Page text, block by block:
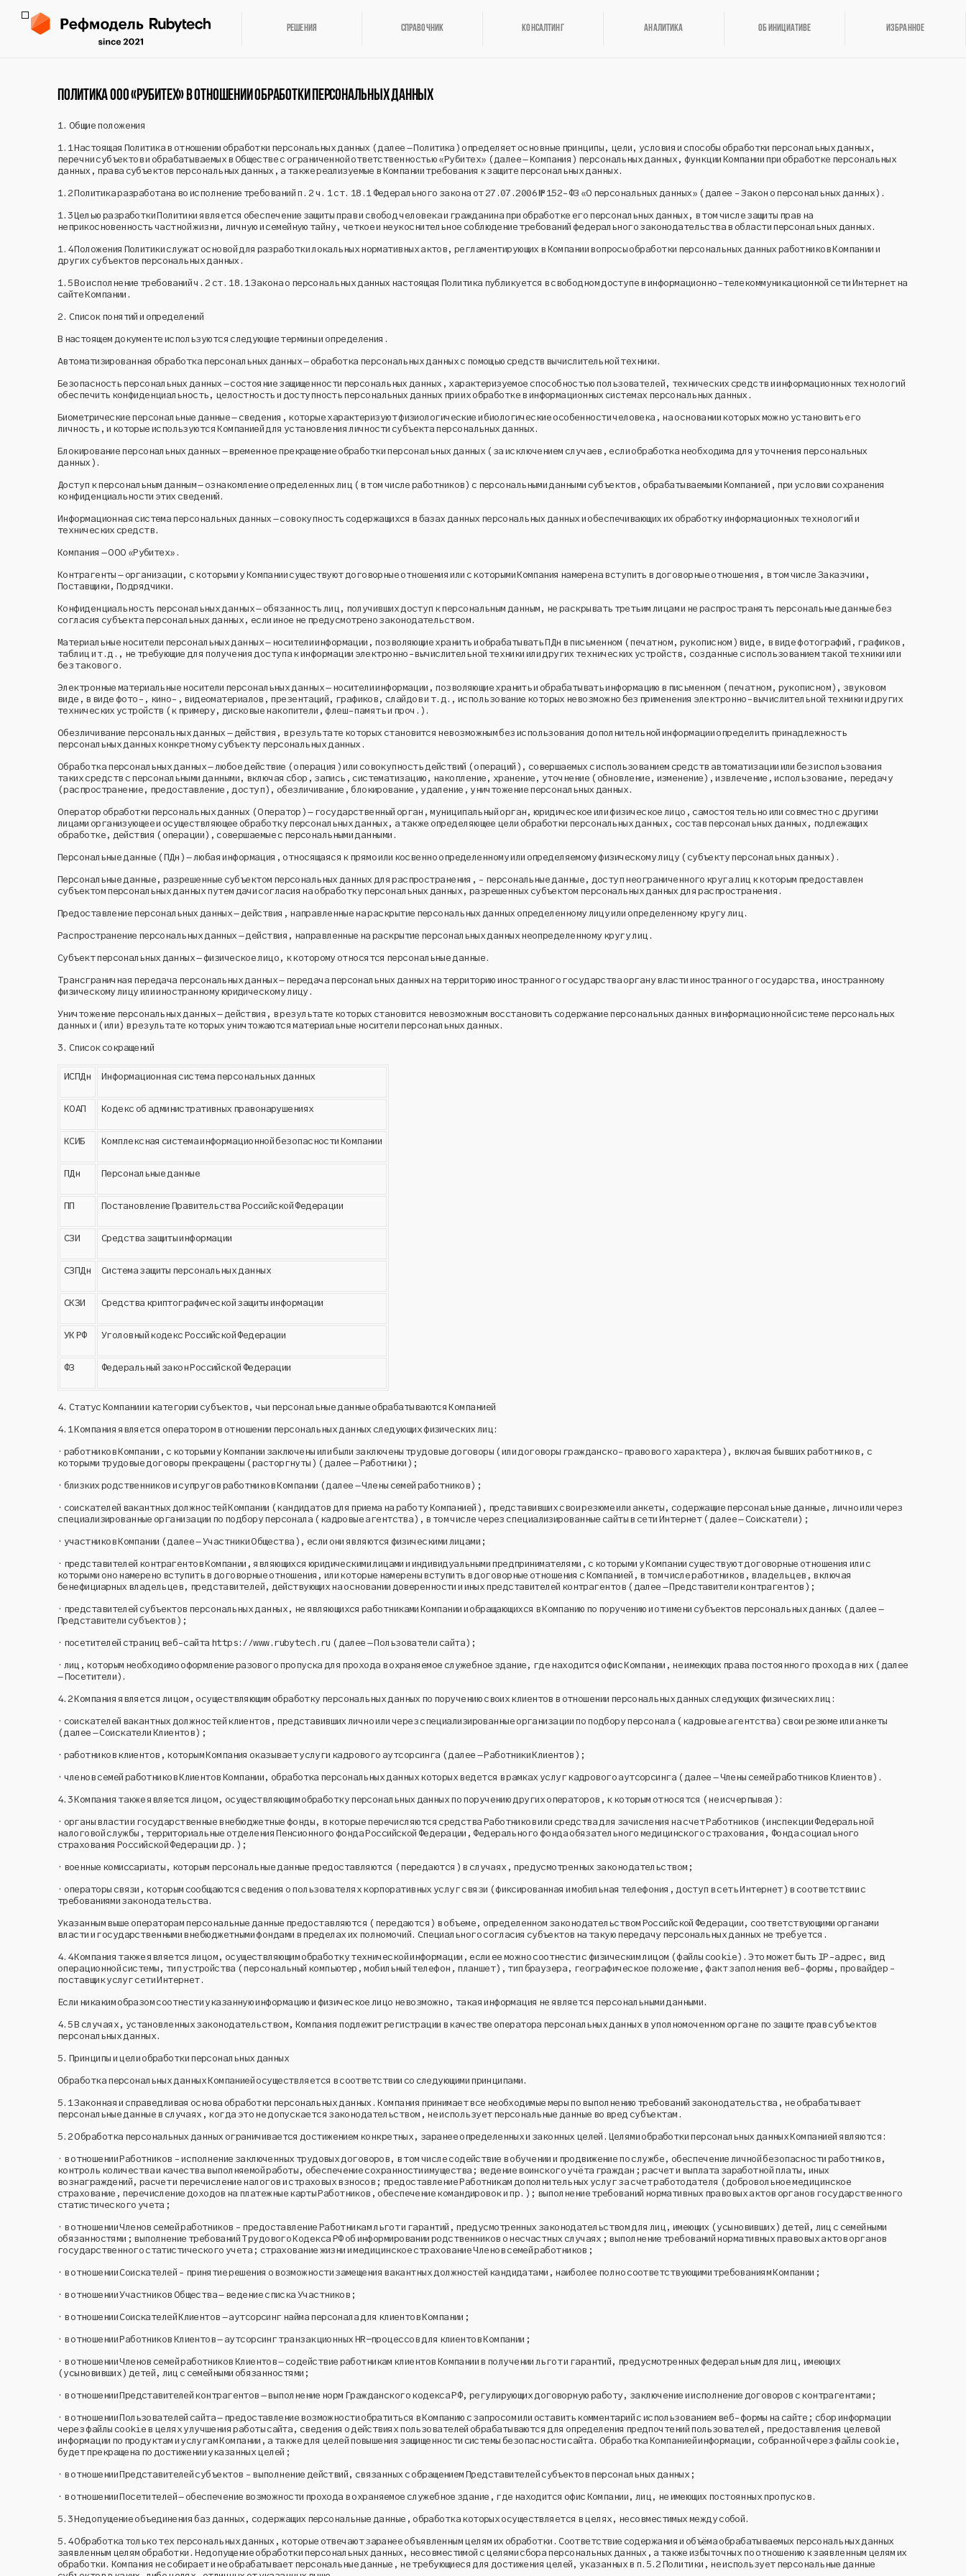
Решения Справочник Консалтинг Аналитика Об инициативе Избранное
ПОЛИТИКА ООО «РУБИТЕХ» В ОТНОШЕНИИ ОБРАБОТКИ ПЕРСОНАЛЬНЫХ ДАННЫХ
1. Общие положения
1.1Настоящая Политика в отношении обработки персональных данных (далее – Политика) определяет основные принципы, цели, условия и способы обработки персональных данных,
перечни субъектов и обрабатываемых в Обществе с ограниченной ответственностью «Рубитех» (далее – Компания) персональных данных, функции Компании при обработке персональных
данных, права субъектов персональных данных, а также реализуемые в Компании требования к защите персональных данных.
1.2Политика разработана во исполнение требований п. 2 ч. 1 ст. 18.1 Федерального закона от 27.07.2006 № 152-ФЗ «О персональных данных» (далее - Закон о персональных данных).
1.3Целью разработки Политики является обеспечение защиты прав и свобод человека и гражданина при обработке его персональных данных, в том числе защиты прав на
неприкосновенность частной жизни, личную и семейную тайну, четкое и неукоснительное соблюдение требований федерального законодательства в области персональных данных.
1.4Положения Политики служат основой для разработки локальных нормативных актов, регламентирующих в Компании вопросы обработки персональных данных работников Компании и
других субъектов персональных данных.
1.5Во исполнение требований ч. 2 ст. 18.1 Закона о персональных данных настоящая Политика публикуется в свободном доступе в информационно-телекоммуникационной сети Интернет на
сайте Компании.
2. Список понятий и определений
В настоящем документе используются следующие термины и определения.
Автоматизированная обработка персональных данных – обработка персональных данных с помощью средств вычислительной техники.
Безопасность персональных данных – состояние защищенности персональных данных, характеризуемое способностью пользователей, технических средств и информационных технологий
обеспечить конфиденциальность, целостность и доступность персональных данных при их обработке в информационных системах персональных данных.
Биометрические персональные данные – сведения, которые характеризуют физиологические и биологические особенности человека, на основании которых можно установить его
личность, и которые используются Компанией для установления личности субъекта персональных данных.
Блокирование персональных данных – временное прекращение обработки персональных данных (за исключением случаев, если обработка необходима для уточнения персональных
данных).
Доступ к персональным данным – ознакомление определенных лиц (в том числе работников) с персональными данными субъектов, обрабатываемыми Компанией, при условии сохранения
конфиденциальности этих сведений.
Информационная система персональных данных – совокупность содержащихся в базах данных персональных данных и обеспечивающих их обработку информационных технологий и
технических средств.
Компания – ООО «Рубитех».
Контрагенты – организации, с которыми у Компании существуют договорные отношения или с которыми Компания намерена вступить в договорные отношения, в том числе Заказчики,
Поставщики, Подрядчики.
Конфиденциальность персональных данных – обязанность лиц, получивших доступ к персональным данным, не раскрывать третьим лицам и не распространять персональные данные без
согласия субъекта персональных данных, если иное не предусмотрено законодательством.
Материальные носители персональных данных – носители информации, позволяющие хранить и обрабатывать ПДн в письменном (печатном, рукописном) виде, в виде фотографий, графиков,
таблиц и т.д., не требующие для получения доступа к информации электронно-вычислительной техники или других технических устройств, созданные с использованием такой техники или
без такового.
Электронные материальные носители персональных данных – носители информации, позволяющие хранить и обрабатывать информацию в письменном (печатном, рукописном), звуковом
виде, в виде фото-, кино-, видеоматериалов, презентаций, графиков, слайдов и т.д., использование которых невозможно без применения электронно-вычислительной техники и других
технических устройств (к примеру, дисковые накопители, флеш-память и проч.).
Обезличивание персональных данных – действия, в результате которых становится невозможным без использования дополнительной информации определить принадлежность
персональных данных конкретному субъекту персональных данных.
Обработка персональных данных – любое действие (операция) или совокупность действий (операций), совершаемых с использованием средств автоматизации или без использования
таких средств с персональными данными, включая сбор, запись, систематизацию, накопление, хранение, уточнение (обновление, изменение), извлечение, использование, передачу
(распространение, предоставление, доступ), обезличивание, блокирование, удаление, уничтожение персональных данных.
Оператор обработки персональных данных (Оператор) – государственный орган, муниципальный орган, юридическое или физическое лицо, самостоятельно или совместно с другими
лицами организующее и осуществляющее обработку персональных данных, а также определяющее цели обработки персональных данных, состав персональных данных, подлежащих
обработке, действия (операции), совершаемые с персональными данными.
Персональные данные (ПДн) – любая информация, относящаяся к прямо или косвенно определенному или определяемому физическому лицу (субъекту персональных данных).
Персональные данные, разрешенные субъектом персональных данных для распространения, - персональные данные, доступ неограниченного круга лиц к которым предоставлен
субъектом персональных данных путем дачи согласия на обработку персональных данных, разрешенных субъектом персональных данных для распространения.
Предоставление персональных данных – действия, направленные на раскрытие персональных данных определенному лицу или определенному кругу лиц.
Распространение персональных данных – действия, направленные на раскрытие персональных данных неопределенному кругу лиц.
Субъект персональных данных – физическое лицо, к которому относятся персональные данные.
Трансграничная передача персональных данных – передача персональных данных на территорию иностранного государства органу власти иностранного государства, иностранному
физическому лицу или иностранному юридическому лицу.
Уничтожение персональных данных – действия, в результате которых становится невозможным восстановить содержание персональных данных в информационной системе персональных
данных и (или) в результате которых уничтожаются материальные носители персональных данных.
3. Список сокращений
ИСПДн Информационная система персональных данных
КОАП Кодекс об административных правонарушениях
КСИБ Комплексная система информационной безопасности Компании
ПДн Персональные данные
ПП Постановление Правительства Российской Федерации
СЗИ Средства защиты информации
СЗПДн Система защиты персональных данных
СКЗИ Средства криптографической защиты информации
УК РФ Уголовный кодекс Российской Федерации
ФЗ Федеральный закон Российской Федерации
4. Статус Компании и категории субъектов, чьи персональные данные обрабатываются Компанией
4.1Компания является оператором в отношении персональных данных следующих физических лиц:
· работников Компании, с которыми у Компании заключены или были заключены трудовые договоры (или договоры гражданско-правового характера), включая бывших работников, с
которыми трудовые договоры прекращены (расторгнуты) (далее – Работники);
· близких родственников и супругов работников Компании (далее – Члены семей работников);
· соискателей вакантных должностей Компании (кандидатов для приема на работу Компанией), представивших свои резюме или анкеты, содержащие персональные данные, лично или через
специализированные организации по подбору персонала (кадровые агентства), в том числе через специализированные сайты в сети Интернет (далее – Соискатели);
· участников Компании (далее – Участники Общества), если они являются физическими лицами;
· представителей контрагентов Компании, являющихся юридическими лицами и индивидуальными предпринимателями, с которыми у Компании существуют договорные отношения или с
которыми оно намерено вступить в договорные отношения, или которые намерены вступить в договорные отношения с Компанией, в том числе работников, владельцев, включая
бенефициарных владельцев, представителей, действующих на основании доверенности и иных представителей контрагентов (далее – Представители контрагентов);
· представителей субъектов персональных данных, не являющихся работниками Компании и обращающихся в Компанию по поручению и от имени субъектов персональных данных (далее –
Представители субъектов);
· посетителей страниц веб-сайта https://www.rubytech.ru (далее – Пользователи сайта);
· лиц, которым необходимо оформление разового пропуска для прохода в охраняемое служебное здание, где находится офис Компании, не имеющих права постоянного прохода в них (далее
– Посетители).
4.2Компания является лицом, осуществляющим обработку персональных данных по поручению своих клиентов в отношении персональных данных следующих физических лиц:
· соискателей вакантных должностей клиентов, представивших лично или через специализированные организации по подбору персонала (кадровые агентства) свои резюме или анкеты
(далее – Соискатели Клиентов);
· работников клиентов, которым Компания оказывает услуги кадрового аутсорсинга (далее – Работники Клиентов);
· членов семей работников Клиентов Компании, обработка персональных данных которых ведется в рамках услуг кадрового аутсорсинга (далее – Члены семей работников Клиентов).
4.3Компания также является лицом, осуществляющим обработку персональных данных по поручению других операторов, к которым относятся (не исчерпывая):
· органы власти и государственные внебюджетные фонды, в которые перечисляются средства Работников или средства для зачисления на счет Работников (инспекции Федеральной
налоговой службы, территориальные отделения Пенсионного фонда Российской Федерации, Федерального фонда обязательного медицинского страхования, Фонда социального
страхования Российской Федерации др.);
· военные комиссариаты, которым персональные данные предоставляются (передаются) в случаях, предусмотренных законодательством;
· операторы связи, которым сообщаются сведения о пользователях корпоративных услуг связи (фиксированная и мобильная телефония, доступ в сеть Интернет) в соответствии с
требованиями законодательства.
Указанным выше операторам персональные данные предоставляются (передаются) в объеме, определенном законодательством Российской Федерации, соответствующими органами
власти и государственными внебюджетными фондами в пределах их полномочий. Специального согласия субъектов на такую передачу персональных данных не требуется.
4.4Компания также является лицом, осуществляющим обработку технической информации, если ее можно соотнести с физическим лицом (файлы cookie). Это может быть IP-адрес, вид
операционной системы, тип устройства (персональный компьютер, мобильный телефон, планшет), тип браузера, географическое положение, факт заполнения веб-формы, провайдер -
поставщик услуг сети Интернет.
Если никаким образом соотнести указанную информацию и физическое лицо невозможно, такая информация не является персональными данными.
4.5В случаях, установленных законодательством, Компания подлежит регистрации в качестве оператора персональных данных в уполномоченном органе по защите прав субъектов
персональных данных.
5. Принципы и цели обработки персональных данных
Обработка персональных данных Компанией осуществляется в соответствии со следующими принципами.
5.1Законная и справедливая основа обработки персональных данных. Компания принимает все необходимые меры по выполнению требований законодательства, не обрабатывает
персональные данные в случаях, когда это не допускается законодательством, не использует персональные данные во вред субъектам.
5.2Обработка персональных данных ограничивается достижением конкретных, заранее определенных и законных целей. Целями обработки персональных данных Компанией являются:
· в отношении Работников - исполнение заключенных трудовых договоров, в том числе содействие в обучении и продвижение по службе, обеспечение личной безопасности работников,
контроль количества и качества выполняемой работы, обеспечение сохранности имущества; ведение воинского учёта граждан; расчет и выплата заработной платы, иных
вознаграждений, расчет и перечисление налогов и страховых взносов; предоставление Работникам дополнительных услуг за счет работодателя (добровольное медицинское
страхование, перечисление доходов на платежные карты Работников, обеспечение командировок и пр.); выполнение требований нормативных правовых актов органов государственного
статистического учета;
· в отношении Членов семей работников - предоставление Работникам льгот и гарантий, предусмотренных законодательством для лиц, имеющих (усыновивших) детей, лиц с семейными
обязанностями; выполнение требований Трудового Кодекса РФ об информировании родственников о несчастных случаях; выполнение требований нормативных правовых актов органов
государственного статистического учета; страхование жизни и медицинское страхование Членов семей работников;
· в отношении Соискателей - принятие решения о возможности замещения вакантных должностей кандидатами, наиболее полно соответствующими требованиям Компании;
· в отношении Участников Общества – ведение списка Участников;
· в отношении Соискателей Клиентов – аутсорсинг найма персонала для клиентов Компании;
· в отношении Работников Клиентов – аутсорсинг транзакционных HR−процессов для клиентов Компании;
· в отношении Членов семей работников Клиентов – содействие работникам клиентов Компании в получении льгот и гарантий, предусмотренных федеральным для лиц, имеющих
(усыновивших) детей, лиц с семейными обязанностями;
· в отношении Представителей контрагентов – выполнение норм Гражданского кодекса РФ, регулирующих договорную работу, заключение и исполнение договоров с контрагентами;
· в отношении Пользователей сайта – предоставление возможности обратиться в Компанию с запросом или оставить комментарий с использованием веб-формы на сайте; сбор информации
через файлы cookie в целях улучшения работы сайта, сведения о действиях пользователей обрабатываются для определения предпочтений пользователей, предоставления целевой
информации по продуктам и услугам Компании, а также для целей повышения защищенности системы безопасности сайта. Обработка Компанией информации, собранной через файлы cookie,
будет прекращена по достижении указанных целей;
· в отношении Представителей субъектов - выполнение действий, связанных с обращением Представителей субъектов персональных данных;
· в отношении Посетителей – обеспечение возможности прохода в охраняемое служебное здание, где находится офис Компании, лиц, не имеющих постоянных пропусков.
5.3Недопущение объединения баз данных, содержащих персональные данные, обработка которых осуществляется в целях, несовместимых между собой.
5.4Обработка только тех персональных данных, которые отвечают заранее объявленным целям их обработки. Соответствие содержания и объёма обрабатываемых персональных данных
заявленным целям обработки. Недопущение обработки персональных данных, несовместимой с целями сбора персональных данных, а также избыточных по отношению к заявленным целям их
обработки. Компания не собирает и не обрабатывает персональные данные, не требующиеся для достижения целей, указанных в п.5.2 Политики, не использует персональные данные